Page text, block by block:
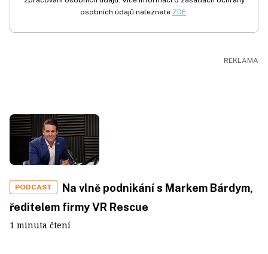
osobních údajů naleznete ZDE.
PODCAST
Na vlně podnikání s Markem Bárdym,
ředitelem firmy VR Rescue
1 minuta čtení